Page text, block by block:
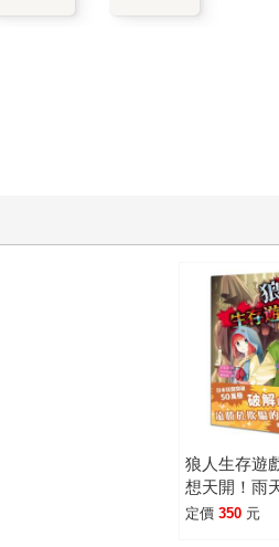
狼人生存遊
想天開！雨
戲
定價 350 元